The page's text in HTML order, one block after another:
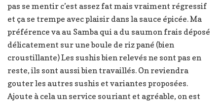
pas se mentir c’est assez fat mais vraiment régressif
et ça se trempe avec plaisir dans la sauce épicée. Ma
préférence va au Samba qui a du saumon frais déposé
délicatement sur une boule de riz pané (bien
croustillante) Les sushis bien relevés ne sont pas en
reste, ils sont aussi bien travaillés. On reviendra
gouter les autres sushis et variantes proposées.
Ajoute à cela un service souriant et agréable, on est